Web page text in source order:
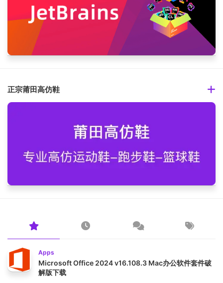
正宗莆田高仿鞋
Apps
Microsoft Office 2024 v16.108.3 Mac办公软件套件破
解版下载